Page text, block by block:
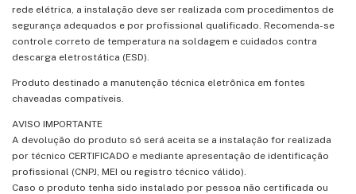
rede elétrica, a instalação deve ser realizada com procedimentos de
segurança adequados e por profissional qualificado. Recomenda-se
controle correto de temperatura na soldagem e cuidados contra
descarga eletrostática (ESD).
Produto destinado a manutenção técnica eletrônica em fontes
chaveadas compatíveis.
AVISO IMPORTANTE
A devolução do produto só será aceita se a instalação for realizada
por técnico CERTIFICADO e mediante apresentação de identificação
profissional (CNPJ, MEI ou registro técnico válido).
Caso o produto tenha sido instalado por pessoa não certificada ou